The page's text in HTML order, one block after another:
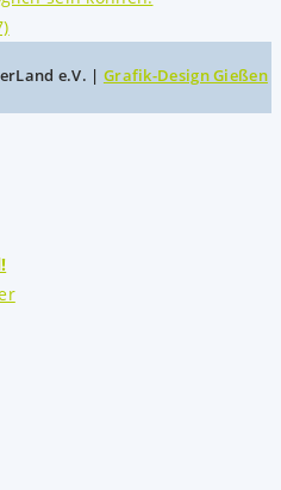
e.V. | Grafik-Design Gießen